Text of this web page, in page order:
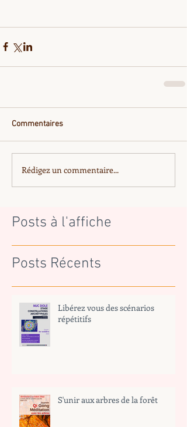
Commentaires
Rédigez un commentaire...
Posts à l'affiche
Posts Récents
Libérez vous des scénarios
répétitifs
S'unir aux arbres de la forêt